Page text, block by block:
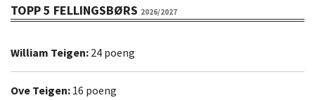
TOPP 5 FELLINGSBØRS 2026/2027
William Teigen: 24 poeng
Ove Teigen: 16 poeng